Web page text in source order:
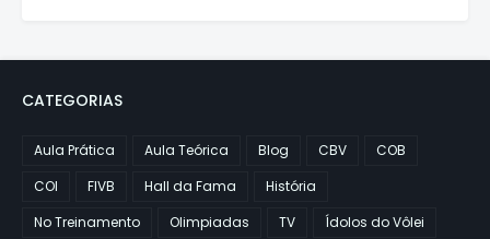
CATEGORIAS
Aula Prática Aula Teórica Blog CBV
COB
COI
FIVB Hall da Fama
História
No Treinamento
Olimpiadas TV Ídolos do Vôlei